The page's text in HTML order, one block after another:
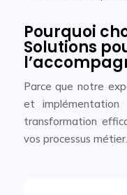
Pourquoi
Solutions
Parce que notre
et implémentation
transformation
vos processus métier.